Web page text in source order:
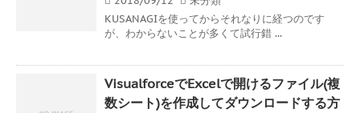
KUSANAGIを使ってからそれなりに経つのです
が、わからないことが多くて試行錯 ...
VisualforceでExcelで開けるファイル(複
数シート)を作成してダウンロードする方